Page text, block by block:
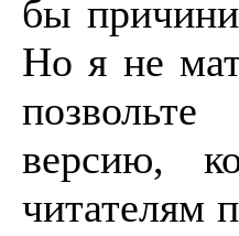
бы
Но я не
версию,
читателям